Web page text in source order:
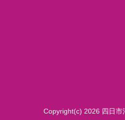
Copyright(c) 2026 四日